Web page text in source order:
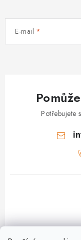
E-mail
Potřebujete